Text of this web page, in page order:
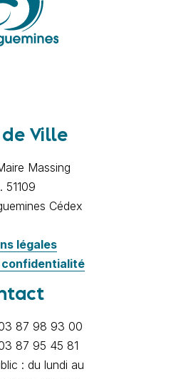
Ville
Massing
51109
Cédex
légales
confidentialité
87 98 93 00
87 95 45 81
: du lundi au